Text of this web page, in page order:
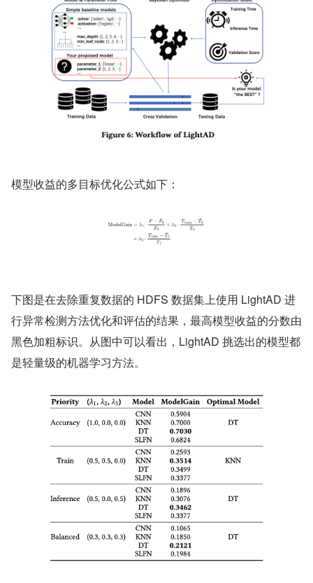
模型收益的多目标优化公式如下：
下图是在去除重复数据的 HDFS 数据集上使用 LightAD 进
行异常检测方法优化和评估的结果，最高模型收益的分数由
黑色加粗标识。从图中可以看出，LightAD 挑选出的模型都
是轻量级的机器学习方法。